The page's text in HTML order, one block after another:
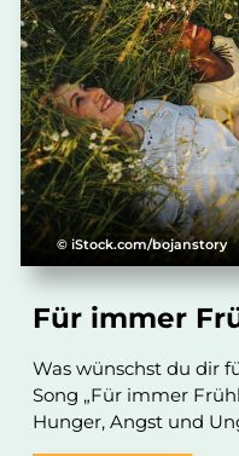
© iStock.com/bojanstory
Für immer
Was wünschst du dir
Song „Für immer
Hunger, Angst und